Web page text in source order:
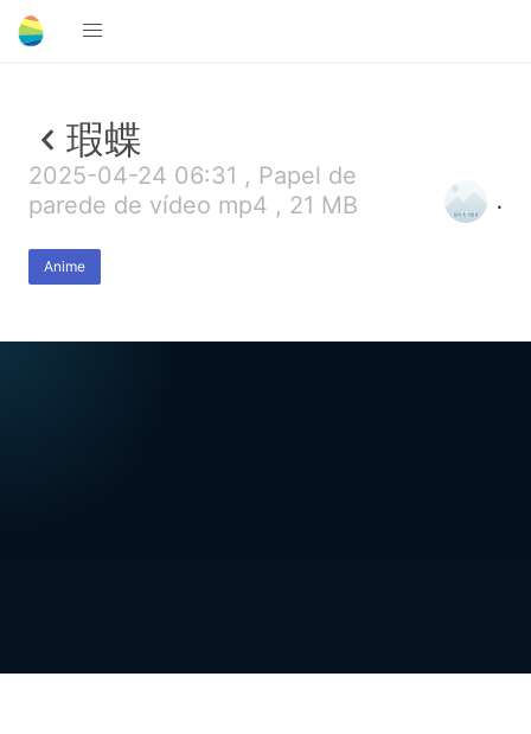
瑕蝶
2025-04-24 06:31 , Papel de
parede de vídeo mp4 , 21 MB
Anime
.